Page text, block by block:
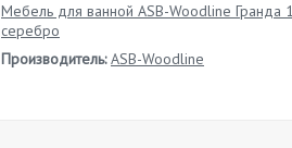
Мебель для ванной ASB-Woodline Гранда
серебро
Производитель: ASB-Woodline